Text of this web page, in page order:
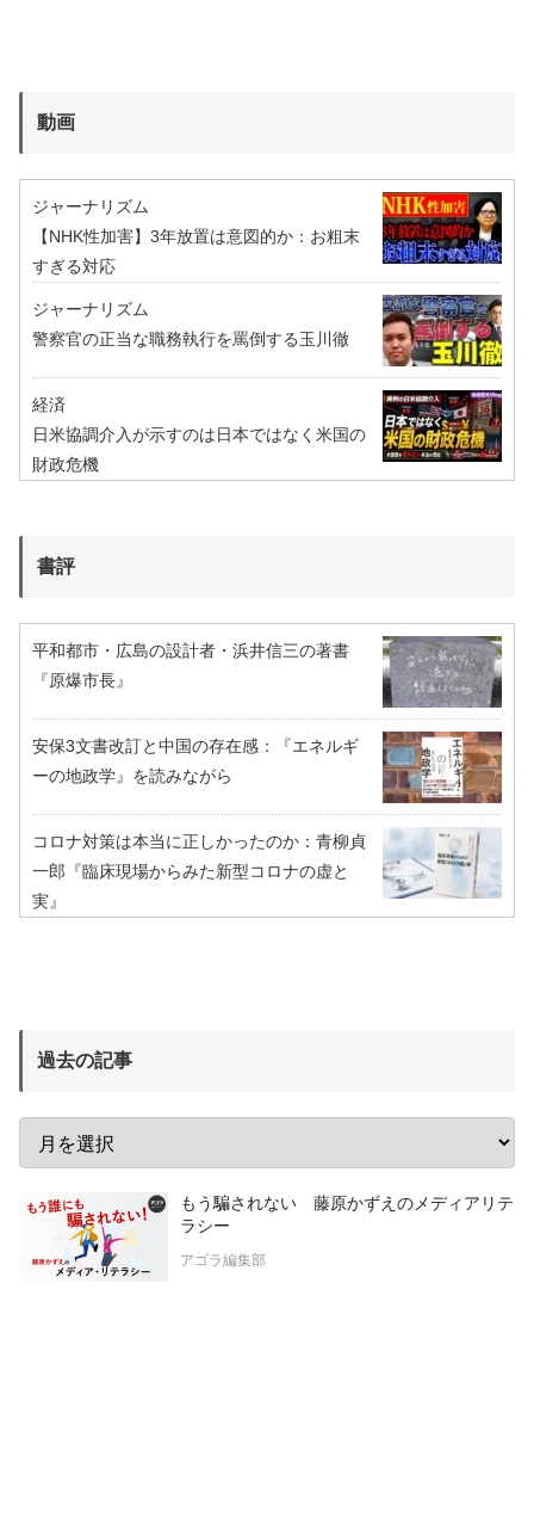
動画
ジャーナリズム
【NHK性加害】3年放置は意図的か：お粗末
すぎる対応
ジャーナリズム
警察官の正当な職務執行を罵倒する玉川徹
経済
日米協調介入が示すのは日本ではなく米国の
財政危機
書評
平和都市・広島の設計者・浜井信三の著書
『原爆市長』
安保3文書改訂と中国の存在感：『エネルギ
ーの地政学』を読みながら
コロナ対策は本当に正しかったのか：青柳貞
一郎『臨床現場からみた新型コロナの虚と
実』
過去の記事
もう騙されない 藤原かずえのメディアリテ
ラシー
アゴラ編集部